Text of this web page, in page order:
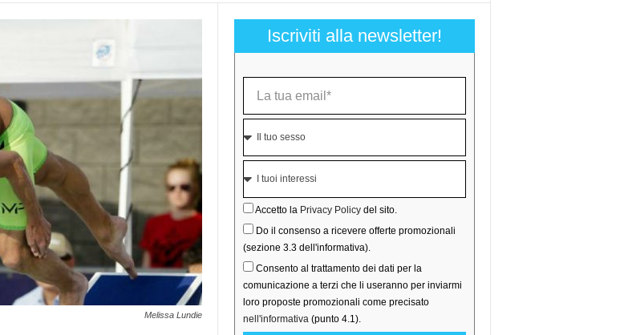
Melissa Lundie
Iscriviti alla newsletter!
Accetto la Privacy Policydel sito.
Do il consenso a ricevere offerte promozionali
(sezione 3.3 dell'informativa).
Consento al trattamento dei dati per la
comunicazione a terzi che li useranno per inviarmi
loro proposte promozionali come precisato
nell'informativa(punto 4.1).